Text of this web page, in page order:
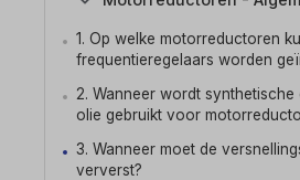
1. Op welke motorreductoren
frequentieregelaars worden
2. Wanneer wordt
olie gebruikt voor
3. Wanneer moet de
ververst?